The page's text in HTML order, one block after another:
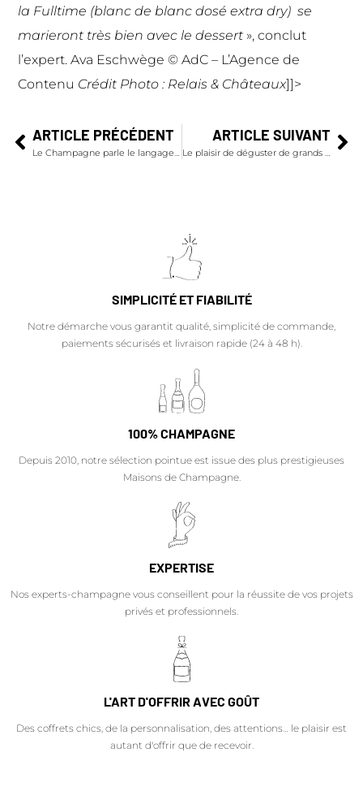
la Fulltime (blanc de blanc dosé extra dry) se
marieront très bien avec le dessert », conclut
l’expert. Ava Eschwège ©AdC – L’Agence de
Contenu Crédit Photo : Relais & Châteaux]]>
ARTICLE PRÉCÉDENT
Le Champagne parle le langage des fleurs
ARTICLE SUIVANT
Le plaisir de déguster de grands flacons…
SIMPLICITÉ ET FIABILITÉ
Notre démarche vous garantit qualité, simplicité de commande,
paiements sécurisés et livraison rapide (24 à 48 h).
100% CHAMPAGNE
Depuis 2010, notre sélection pointue est issue des plus prestigieuses
Maisons de Champagne.
EXPERTISE
Nos experts-champagne vous conseillent pour la réussite de vos projets
privés et professionnels.
L'ART D'OFFRIR AVEC GOÛT
Des coffrets chics, de la personnalisation, des attentions… le plaisir est
autant d'offrir que de recevoir.